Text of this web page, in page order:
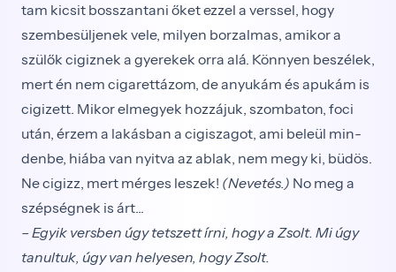
tam kicsit bosszantani őket ezzel a verssel, hogy
szem­besüljenek vele, milyen borzalmas, amikor a
szülők cigiznek a gyerekek orra alá. Könnyen beszélek,
mert én nem cigarettázom, de anyukám és apukám is
cigi­zett. Mikor elmegyek hozzájuk, szombaton, foci
után, érzem a lakásban a cigiszagot, ami beleül min­
denbe, hiába van nyitva az ablak, nem megy ki, bü­dös.
Ne cigizz, mert mérges leszek! (Nevetés.) No meg a
szépségnek is árt...
– Egyik versben úgy tetszett írni, hogy a Zsolt. Mi úgy
tanultuk, úgy van helyesen, hogy Zsolt.